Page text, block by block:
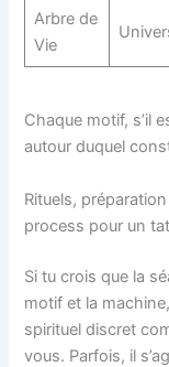
Arbre de
Vie
Chaque motif, s’il
autour duquel
Rituels,
process pour un
Si tu crois que la
motif et la
spirituel discret
vous. Parfois, il